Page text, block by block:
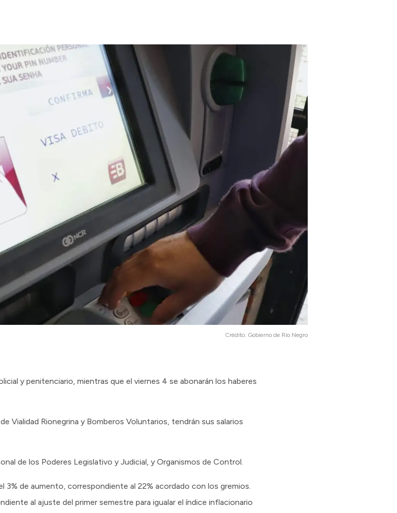
Crédito: Gobierno de Río Negro
y penitenciario, mientras que el viernes 4 se abonarán los haberes
Vialidad Rionegrina y Bomberos Voluntarios, tendrán sus salarios
de los Poderes Legislativo y Judicial, y Organismos de Control.
3% de aumento, correspondiente al 22% acordado con los gremios.
al ajuste del primer semestre para igualar el índice inflacionario